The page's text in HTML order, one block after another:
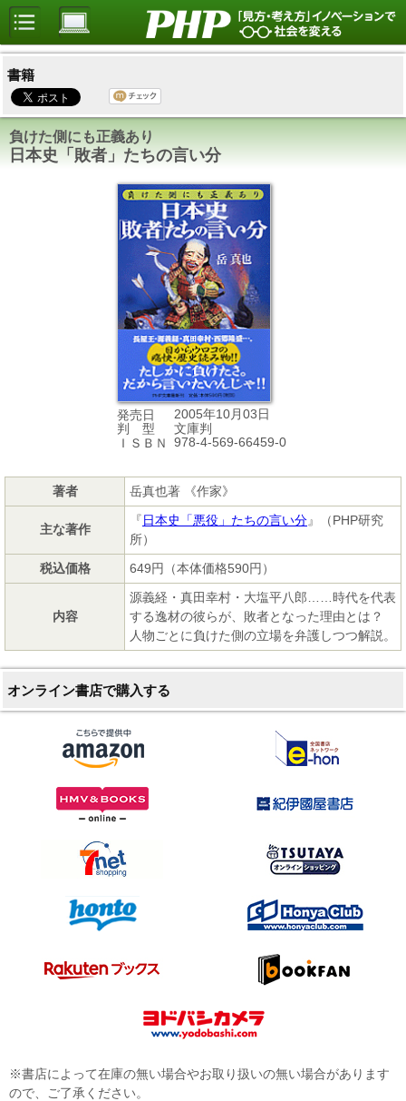
書籍
負けた側にも正義あり
日本史「敗者」たちの言い分
発売日
2005年10月03日
判 型
文庫判
ＩＳＢＮ
978-4-569-66459-0
著者 岳真也著 《作家》
主な著作
『日本史「悪役」たちの言い分』（PHP研究
所）
税込価格
649円（本体価格590円）
内容
源義経・真田幸村・大塩平八郎……時代を代表
する逸材の彼らが、敗者となった理由とは？
人物ごとに負けた側の立場を弁護しつつ解説。
オンライン書店で購入する
※書店によって在庫の無い場合やお取り扱いの無い場合があります
ので、ご了承ください。